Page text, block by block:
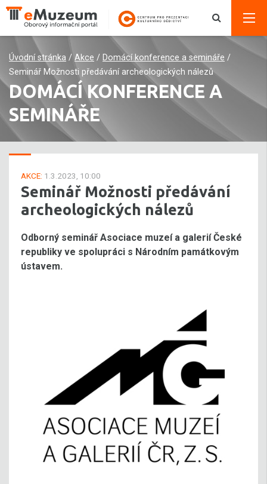
Úvodní stránka / Akce / Domácí konference a semináře /
Seminář Možnosti předávání archeologických nálezů
DOMÁCÍ KONFERENCE A
SEMINÁŘE
AKCE: 1.3.2023, 10:00
Seminář Možnosti předávání
archeologických nálezů
Odborný seminář Asociace muzeí a galerií České
republiky ve spolupráci s Národním památkovým
ústavem.